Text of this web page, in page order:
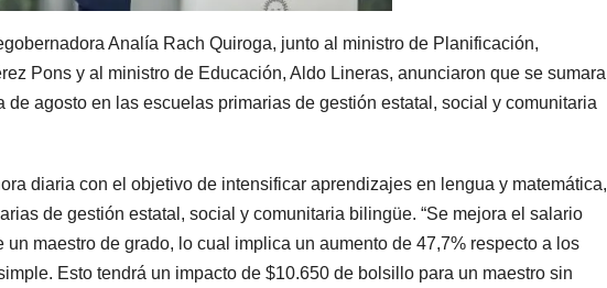
Analía Rach Quiroga, junto al ministro de Planificación,
Pons y al ministro de Educación, Aldo Lineras, anunciaron que se sumara
de agosto en las escuelas primarias de gestión estatal, social y comunitaria
diaria con el objetivo de intensificar aprendizajes en lengua y matemática,
de gestión estatal, social y comunitaria bilingüe. “Se mejora el salario
maestro de grado, lo cual implica un aumento de 47,7% respecto a los
Esto tendrá un impacto de $10.650 de bolsillo para un maestro sin